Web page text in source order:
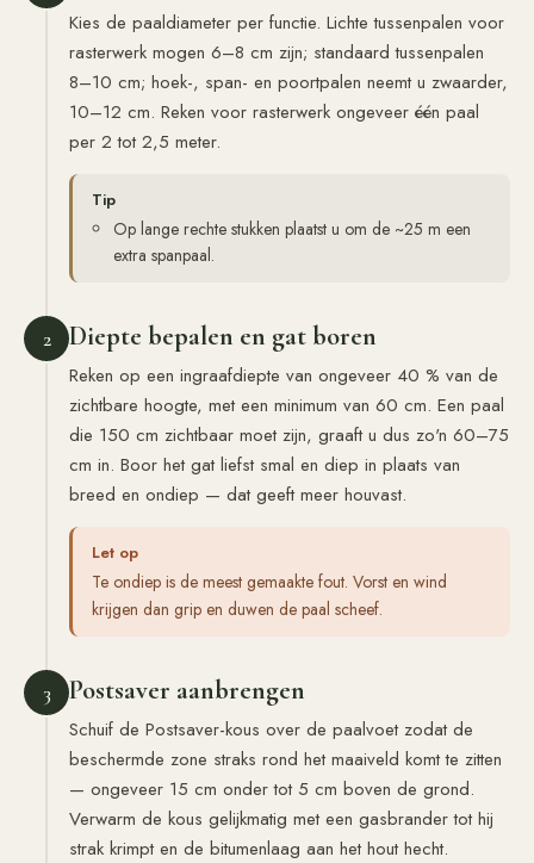
Kies de paaldiameter per functie. Lichte tussenpalen voor
rasterwerk mogen 6–8 cm zijn; standaard tussenpalen
8–10 cm; hoek-, span- en poortpalen neemt u zwaarder,
10–12 cm. Reken voor rasterwerk ongeveer één paal
per 2 tot 2,5 meter.
Tip
Op lange rechte stukken plaatst u om de ~25 m een
extra spanpaal.
2 Diepte bepalen en gat boren
Reken op een ingraafdiepte van ongeveer 40 % van de
zichtbare hoogte, met een minimum van 60 cm. Een paal
die 150 cm zichtbaar moet zijn, graaft u dus zo'n 60–75
cm in. Boor het gat liefst smal en diep in plaats van
breed en ondiep — dat geeft meer houvast.
Let op
Te ondiep is de meest gemaakte fout. Vorst en wind
krijgen dan grip en duwen de paal scheef.
3 Postsaver aanbrengen
Schuif de Postsaver-kous over de paalvoet zodat de
beschermde zone straks rond het maaiveld komt te zitten
— ongeveer 15 cm onder tot 5 cm boven de grond.
Verwarm de kous gelijkmatig met een gasbrander tot hij
strak krimpt en de bitumenlaag aan het hout hecht.